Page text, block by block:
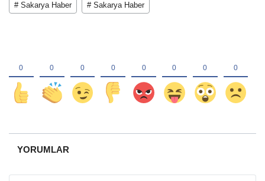
# Sakarya Haber # Sakarya Haber
YORUMLAR